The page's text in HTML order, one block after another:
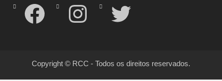
Facebook Instagram Twitter
Copyright © RCC - Todos os direitos reservados.